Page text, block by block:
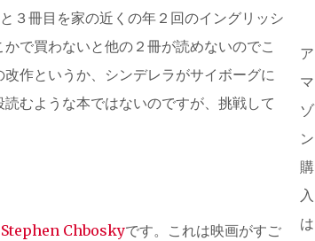
ア
マ
ゾ
ン
購
入
は
３冊目を家の近くの年２回のイングリッシ
で買わないと他の２冊が読めないのでこ
作というか、シンデレラがサイボーグに
むような本ではないのですが、挑戦して
Chboskyです。これは映画がすご